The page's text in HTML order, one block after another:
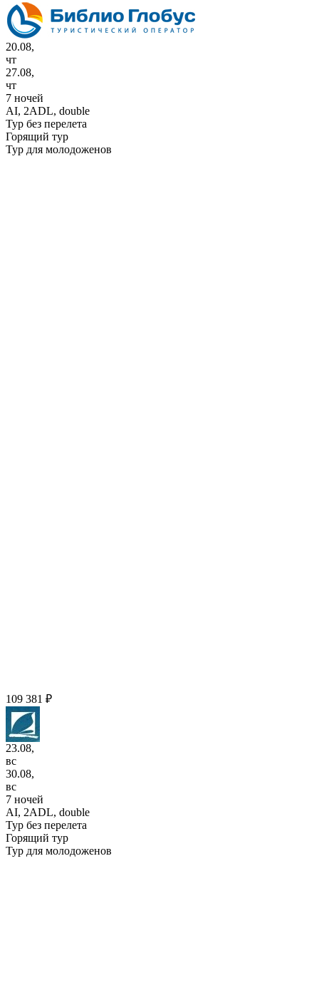
20.08,
чт
27.08,
чт
7 ночей
AI, 2ADL, double
Тур без перелета
Горящий тур
Тур для молодоженов
109 381 ₽
23.08,
вс
30.08,
вс
7 ночей
AI, 2ADL, double
Тур без перелета
Горящий тур
Тур для молодоженов